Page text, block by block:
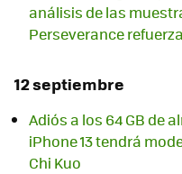
análisis de las
Perseverance
12 septiembre
Adiós a los 64 GB de
iPhone 13 tendrá
Chi Kuo